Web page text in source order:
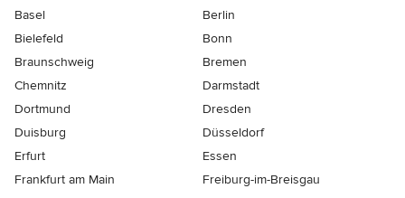
Basel
Berlin
Bielefeld
Bonn
Braunschweig
Bremen
Chemnitz
Darmstadt
Dortmund
Dresden
Duisburg
Düsseldorf
Erfurt
Essen
Frankfurt am Main
Freiburg-im-Breisgau